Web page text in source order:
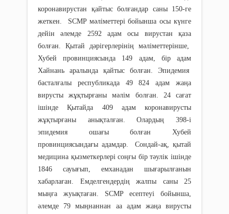
коронавирустан қайтыс болғандар саны 150-ге
жеткен. SCMP мәліметтері бойынша осы күнге
дейін әлемде 2592 адам осы вирустан қаза
болған. Қытай дәрігерлерінің мәліметтерінше,
Хубей провинциясында 149 адам, бір адам
Хайнань аралында қайтыс болған. Эпидемия
басталғалы республикада 49 824 адам жаңа
вирусты жұқтырғаны мәлім болған. 24 сағат
ішінде Қытайда 409 адам коронавирусты
жұқтырғаны анықталған. Олардың 398-і
эпидемия ошағы болған Хубей
провинциясындағы адамдар. Сондай-ақ, қытай
медицина қызметкерлері соңғы бір тәулік ішінде
1846 сауығып, емханадан шығарылғанын
хабарлаған. Емделгендердің жалпы саны 25
мыңға жуықтаған. SCMP есептеуі бойынша,
әлемде 79 мыңнаннан аа адам жаңа вирусты